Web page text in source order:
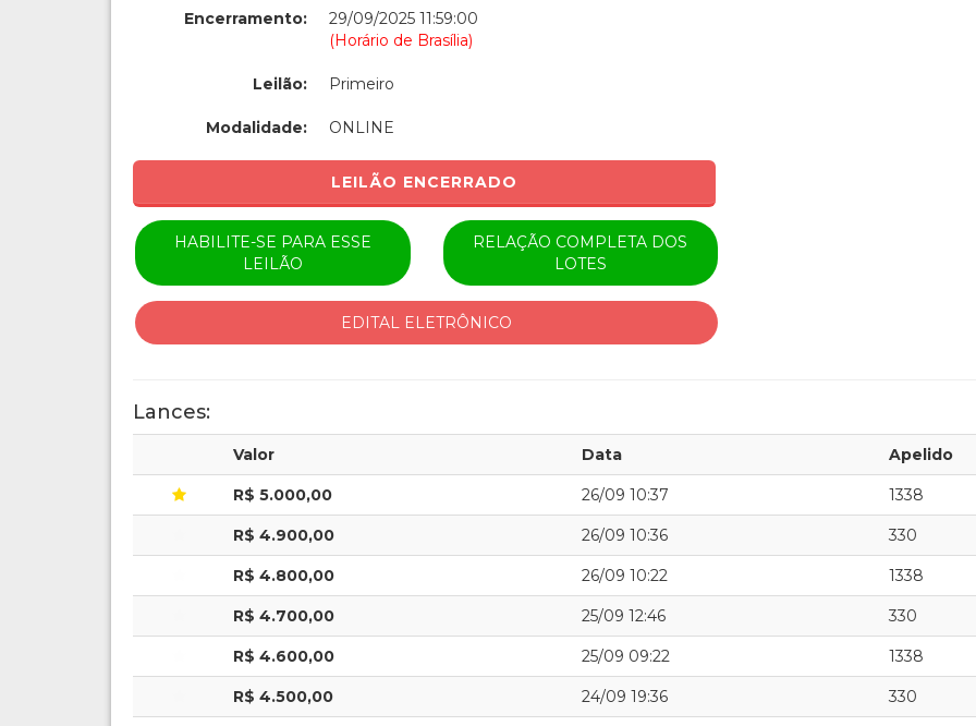
Encerramento:
29/09/2025 11:59:00
(Horário de Brasília)
Leilão: Primeiro
Modalidade: ONLINE
LEILÃO ENCERRADO
HABILITE-SE PARA ESSE
LEILÃO
RELAÇÃO COMPLETA DOS
LOTES
EDITAL ELETRÔNICO
Lances:
Valor Data Apelido
R$ 5.000,00 26/09 10:37 1338
R$ 4.900,00 26/09 10:36 330
R$ 4.800,00 26/09 10:22 1338
R$ 4.700,00 25/09 12:46 330
R$ 4.600,00 25/09 09:22 1338
R$ 4.500,00 24/09 19:36 330